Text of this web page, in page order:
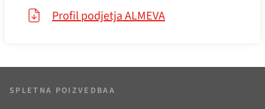
Profil podjetja ALMEVA
SPLETNA POIZVEDBAA